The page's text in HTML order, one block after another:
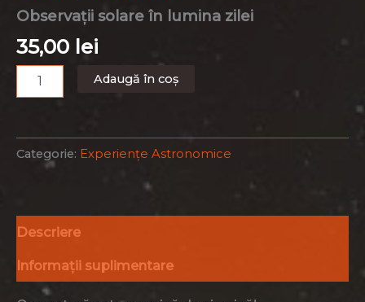
Observații solare în lumina zilei
35,00 lei
Cantitate
Observații
lumina
zilei
Adaugă în coș
Categorie: Experiențe Astronomice
Descriere
Informații suplimentare